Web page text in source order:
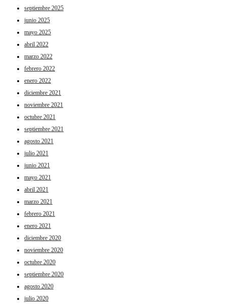
septiembre 2025
junio 2025
mayo 2025
abril 2022
marzo 2022
febrero 2022
enero 2022
diciembre 2021
noviembre 2021
octubre 2021
septiembre 2021
agosto 2021
julio 2021
junio 2021
mayo 2021
abril 2021
marzo 2021
febrero 2021
enero 2021
diciembre 2020
noviembre 2020
octubre 2020
septiembre 2020
agosto 2020
julio 2020